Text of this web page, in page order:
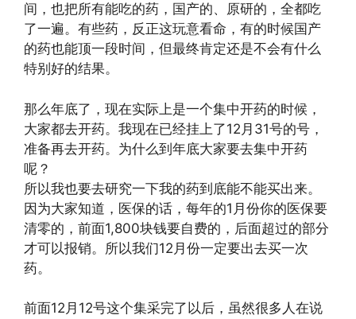
间，也把所有能吃的药，国产的、原研的，全都吃
了一遍。有些药，反正这玩意看命，有的时候国产
的药也能顶一段时间，但最终肯定还是不会有什么
特别好的结果。
那么年底了，现在实际上是一个集中开药的时候，
大家都去开药。我现在已经挂上了12月31号的号，
准备再去开药。为什么到年底大家要去集中开药
呢？
所以我也要去研究一下我的药到底能不能买出来。
因为大家知道，医保的话，每年的1月份你的医保要
清零的，前面1,800块钱要自费的，后面超过的部分
才可以报销。所以我们12月份一定要出去买一次
药。
前面12月12号这个集采完了以后，虽然很多人在说